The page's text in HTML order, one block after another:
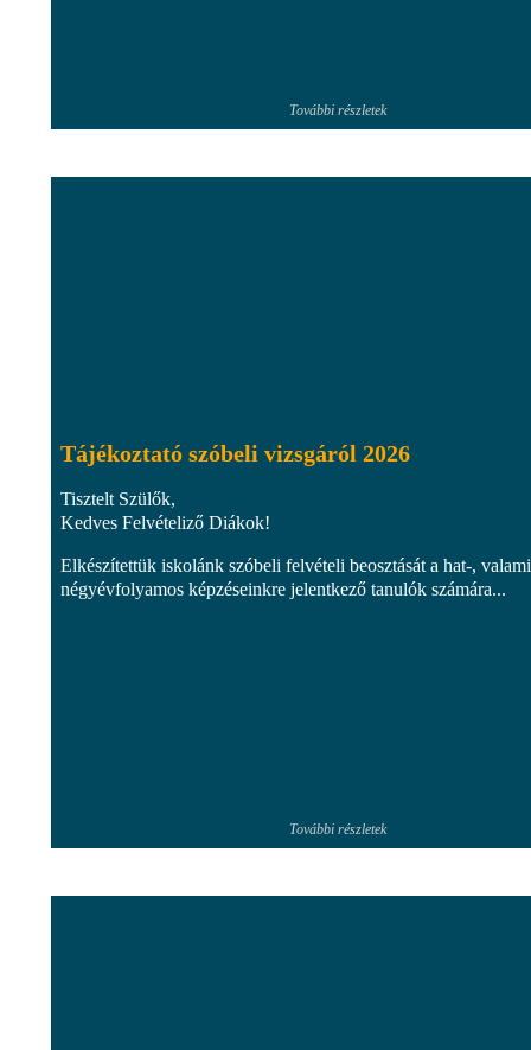
További részletek
Tájékoztató szóbeli vizsgáról 2026
Tisztelt Szülők,
Kedves Felvételiző Diákok!
Elkészítettük iskolánk szóbeli felvételi beosztását a hat-,
négyévfolyamos képzéseinkre jelentkező tanulók számára...
További részletek